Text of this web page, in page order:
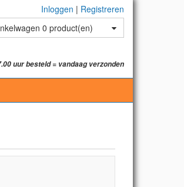
Inloggen | Registreren
0 product(en)
uur besteld = vandaag verzonden